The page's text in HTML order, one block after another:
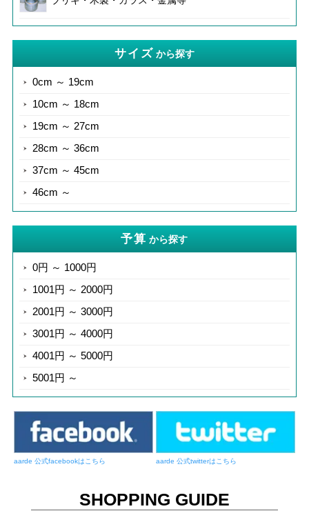
サイズ から探す
0cm ～ 19cm
10cm ～ 18cm
19cm ～ 27cm
28cm ～ 36cm
37cm ～ 45cm
46cm ～
予算 から探す
0円 ～ 1000円
1001円 ～ 2000円
2001円 ～ 3000円
3001円 ～ 4000円
4001円 ～ 5000円
5001円 ～
aarde 公式facebookはこちら aarde 公式twitterはこちら
SHOPPING GUIDE